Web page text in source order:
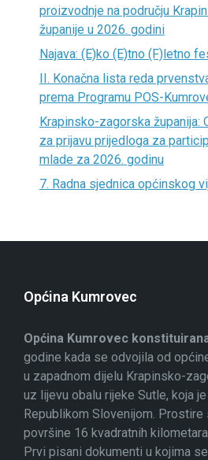
proizvodnje na području
županije u 2026. godini
Najava: (E)ko (E)tno (F)letno
II. Konačna lista reda
prema Programu POS-
Krapinsko-zagorska županija:
za prijavu prijedloga za
mlade za 2026. godinu
7. Radna sjednica općinskog
Općina Kumrovec
Općina Kumrovec
godine kada se odvojila od
u zapadnom dijelu Krapinsko-
uz lijevu obalu rijeke Sutle, koja
Republikom Slovenijom. Prostire
površine 16 kvadratnih kilometara.
Prvi pisani dokumenti u kojima